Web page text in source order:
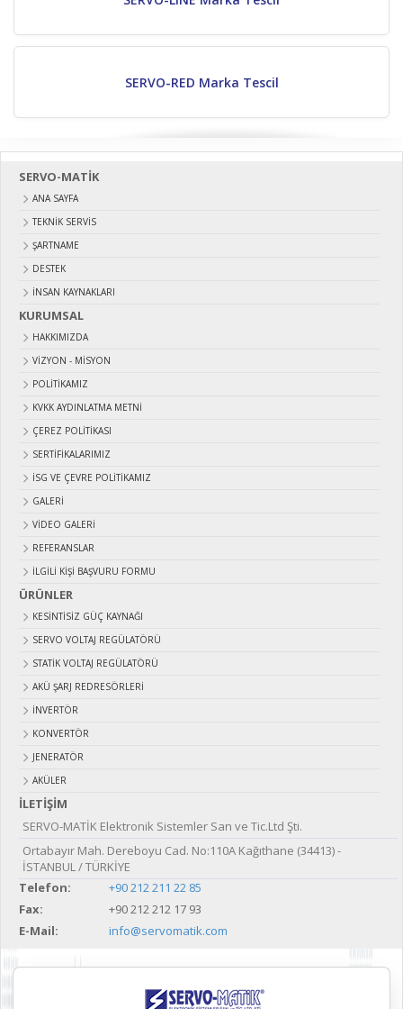
SERVO-RED Marka Tescil
SERVO-MATİK
ANA SAYFA
TEKNİK SERVİS
ŞARTNAME
DESTEK
İNSAN KAYNAKLARI
KURUMSAL
HAKKIMIZDA
VIZYON - MISYON
POLITIKAMIZ
KVKK AYDINLATMA METNI
ÇEREZ POLITIKASI
SERTIFIKALARIMIZ
İSG VE ÇEVRE POLITIKAMIZ
GALERI
VIDEO GALERI
REFERANSLAR
İLGILI KIŞI BAŞVURU FORMU
ÜRÜNLER
KESİNTİSİZ GÜÇ KAYNAĞI
SERVO VOLTAJ REGÜLATÖRÜ
STATİK VOLTAJ REGÜLATÖRÜ
AKÜ ŞARJ REDRESÖRLERİ
İNVERTÖR
KONVERTÖR
JENERATÖR
AKÜLER
İLETİŞİM
SERVO-MATİK Elektronik Sistemler San ve Tic.Ltd Şti.
Ortabayır Mah. Dereboyu Cad. No:110A Kağıthane (34413) -
İSTANBUL / TÜRKİYE
Telefon:
+90 212 211 22 85
Fax:
+90 212 212 17 93
E-Mail:
info@servomatik.com